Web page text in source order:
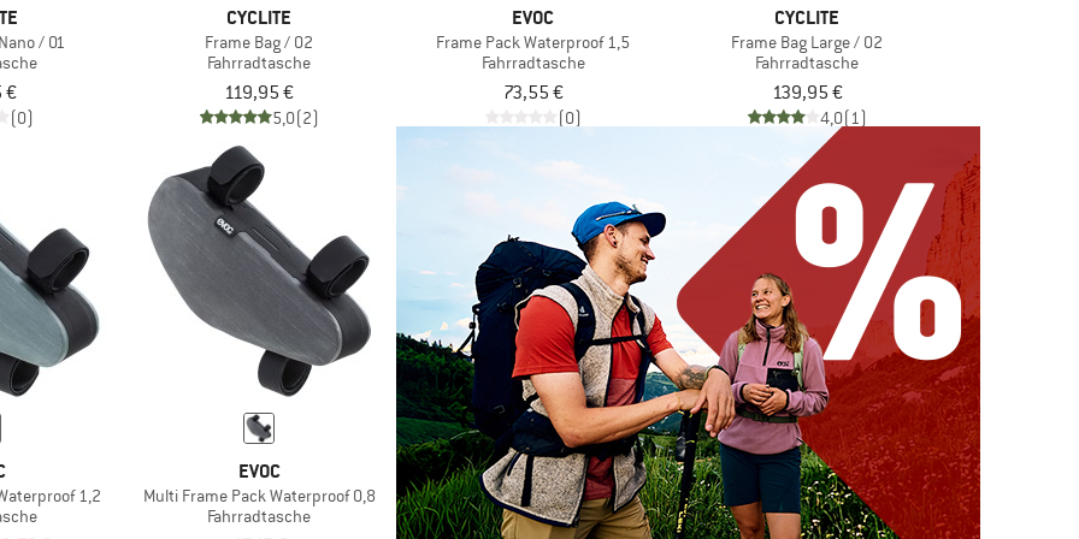
/ 01
€
(0)
CYCLITE
Frame Bag / 02
Fahrradtasche
119,95 €
5,0(2)
EVOC
Frame Pack Waterproof 1,5
Fahrradtasche
73,55 €
(0)
CYCLITE
Frame Bag Large / 02
Fahrradtasche
139,95 €
4,0(1)
1,2
EVOC
Multi Frame Pack Waterproof 0,8
Fahrradtasche